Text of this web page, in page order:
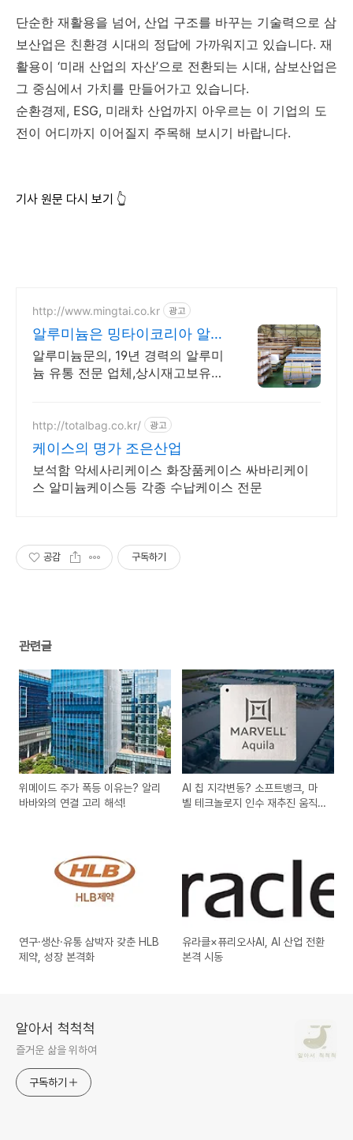
단순한 재활용을 넘어, 산업 구조를 바꾸는 기술력으로 삼
보산업은 친환경 시대의 정답에 가까워지고 있습니다. 재
활용이 ‘미래 산업의 자산’으로 전환되는 시대, 삼보산업은
그 중심에서 가치를 만들어가고 있습니다.
순환경제, ESG, 미래차 산업까지 아우르는 이 기업의 도
전이 어디까지 이어질지 주목해 보시기 바랍니다.
기사 원문 다시 보기 👆
http://www.mingtai.co.kr 광고
알루미늄은 밍타이코리아 알루
미늄 종합유통회사
알루미늄문의, 19년 경력의 알루미
늄 유통 전문 업체,상시재고보유
http://totalbag.co.kr/ 광고
케이스의 명가 조은산업
보석함 악세사리케이스 화장품케이스 싸바리케이
스 알미늄케이스등 각종 수납케이스 전문
공감 구독하기
관련글
위메이드 주가 폭등 이유는? 알리
바바와의 연결 고리 해석!
AI 칩 지각변동? 소프트뱅크, 마
벨 테크놀로지 인수 재추진 움직
연구·생산·유통 삼박자 갖춘 HLB
제약, 성장 본격화
유라클×퓨리오사AI, AI 산업 전환
본격 시동
알아서 척척척
즐거운 삶을 위하여
구독하기